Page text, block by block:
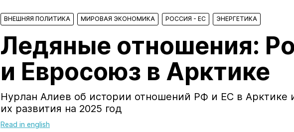
ВНЕШНЯЯ ПОЛИТИКА МИРОВАЯ ЭКОНОМИКА РОССИЯ - ЕС ЭНЕРГЕТИКА
Ледяные отношения:
и Евросоюз в Арктике
Нурлан Алиев об истории отношений РФ и ЕС в Арктике
их развития на 2025 год
Read in english